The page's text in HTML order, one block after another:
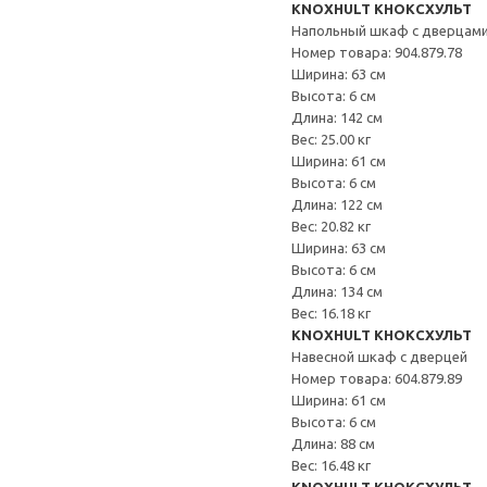
KNOXHULT КНОКСХУЛЬТ
Напольный шкаф с
Номер товара: 904.879.78
Ширина: 63 см
Высота: 6 см
Длина: 142 см
Вес: 25.00 кг
Ширина: 61 см
Высота: 6 см
Длина: 122 см
Вес: 20.82 кг
Ширина: 63 см
Высота: 6 см
Длина: 134 см
Вес: 16.18 кг
KNOXHULT КНОКСХУЛЬТ
Навесной шкаф с дверцей
Номер товара: 604.879.89
Ширина: 61 см
Высота: 6 см
Длина: 88 см
Вес: 16.48 кг